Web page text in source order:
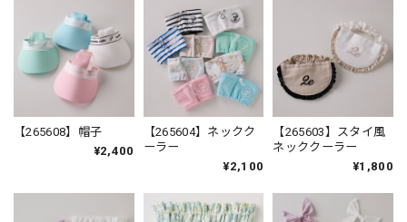
【265608】帽子
¥2,400
【265604】ネックク
ーラー
¥2,100
【265603】スタイ風
ネッククーラー
¥1,800